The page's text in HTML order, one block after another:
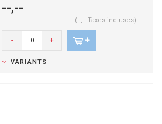
--,--
(--,-- Taxes incluses)
- +
VARIANTS